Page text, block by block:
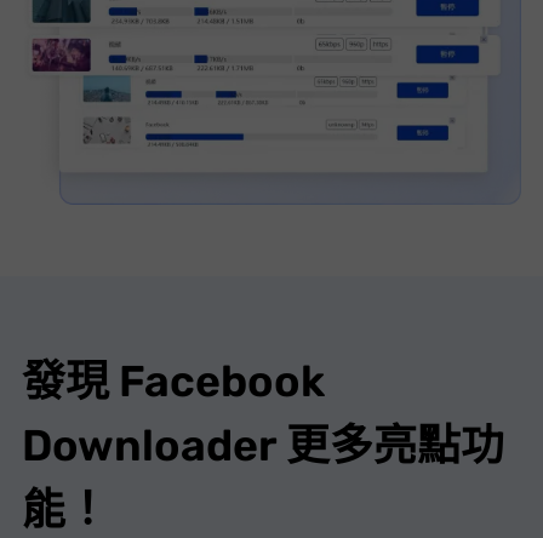
發現 Facebook
Downloader 更多亮點功
能！